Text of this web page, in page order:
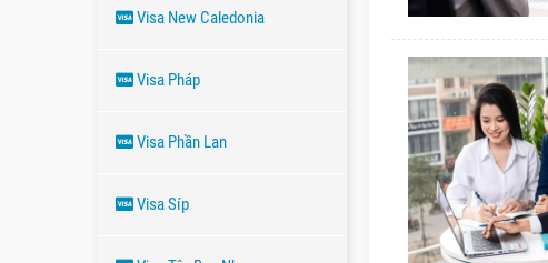
Visa New Caledonia
Visa Pháp
Visa Phần Lan
Visa Síp